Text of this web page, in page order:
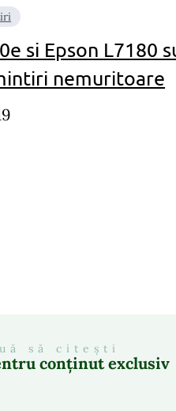
si Epson L7180
nemuritoare
să citești
conținut exclusiv